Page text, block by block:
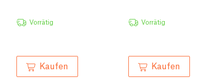
Vorrätig
Kaufen
Vorrätig
Kaufen